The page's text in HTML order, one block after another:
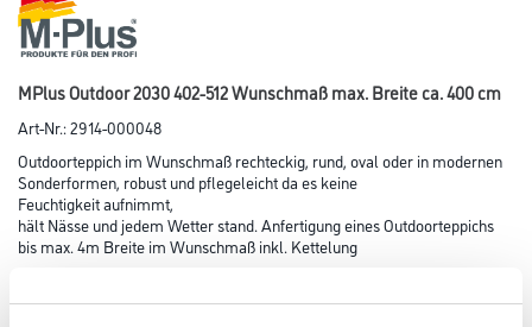
MPlus Outdoor 2030 402-512 Wunschmaß max. Breite ca. 400 cm
Art-Nr.:2914-000048
Outdoorteppich im Wunschmaß rechteckig, rund, oval oder in modernen
Sonderformen, robust und pflegeleicht da es keine
Feuchtigkeit aufnimmt,
hält Nässe und jedem Wetter stand. Anfertigung eines Outdoorteppichs
bis max. 4m Breite im Wunschmaß inkl. Kettelung